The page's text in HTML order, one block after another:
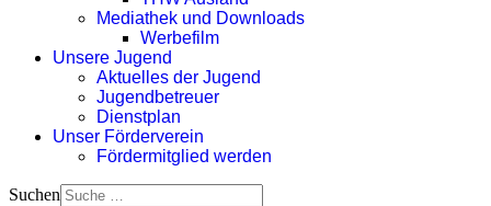
Mediathek und Downloads
Werbefilm
Unsere Jugend
Aktuelles der Jugend
Jugendbetreuer
Dienstplan
Unser Förderverein
Fördermitglied werden
Suchen